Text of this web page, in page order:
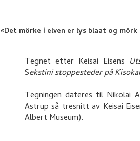
«Det mörke i elven er lys blaat og mörk
Tegnet etter Keisai Eisens
Sekstini stoppesteder på
Tegningen dateres til Nikolai
Astrup så tresnitt av Keisai
Albert Museum).